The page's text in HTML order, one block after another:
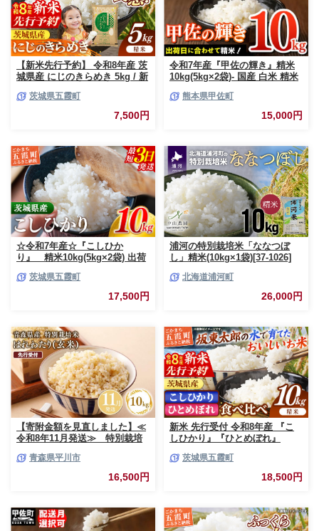
【新米先行予約】 令和8年産 茨
城県産 にじのきらめき 5kg / 新
お米 精米 旨味 安心 美味しい
茨城県五霞町
7,500円
令和7年産『甲佐の輝き』精米
10kg(5kg×2袋)- 国産 白米 精米
あり 厳選 マイスター 生活応援
ひのひかり 森のくまさん おす
すめ 熊本県 甲佐町【価格改定
熊本県甲佐町
15,000円
☆令和7年産☆『こしひか
り』 精米10kg(5kg×2袋) 出荷
米 お米 10kg コメ こめ 人気 銘
柄 家計応援 中山産業 家庭用 茨
城県産 茨城県 五霞町【価格変
茨城県五霞町
17,500円
浦河の特別栽培米「ななつぼ
し」精米(10kg×1袋)[37-1026]
北海道浦河町
26,000円
【寄附金額を見直しました】≪
令和8年11月発送≫ 特別栽培
県 平川市】
青森県平川市
16,500円
新米 先行受付 令和8年産 『こ
しひかり』『ひとめぼれ』
白米 コメ こめ 食べ比べセット
コシヒカリ ひとめぼれ 先行予
約 2026年 人気 家計応援 単一米
茨城県五霞町
18,500円